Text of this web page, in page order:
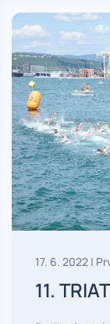
17. 6. 2022 |
11.